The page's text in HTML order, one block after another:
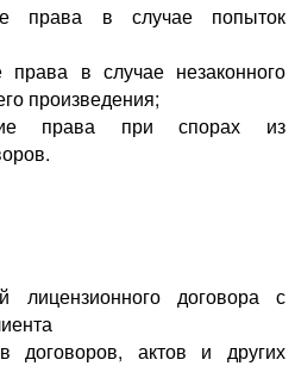
права в случае попыток
права в случае незаконного
произведения;
права при спорах из
лицензионного договора с
договоров, актов и других